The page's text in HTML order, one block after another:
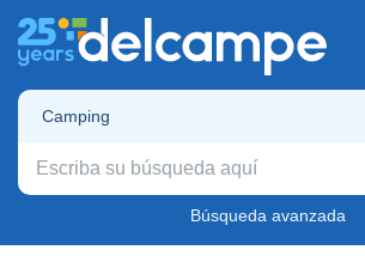
Camping
Búsqueda avanzada